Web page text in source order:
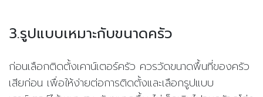
3.รูปแบบเหมาะกับขนาดครัว
ก่อนเลือกติดตั้งเคาน์เตอร์ครัว ควรวัดขนาดพื้นที่ของครัว
เสียก่อน เพื่อให้ง่ายต่อการติดตั้งและเลือกรูปแบบ